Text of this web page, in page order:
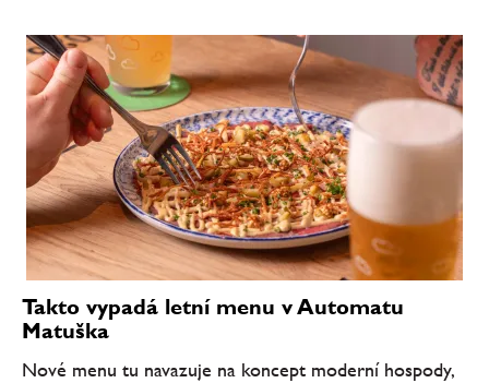
Takto vypadá letní menu v Automatu
Matuška
Nové menu tu navazuje na koncept moderní hospody,